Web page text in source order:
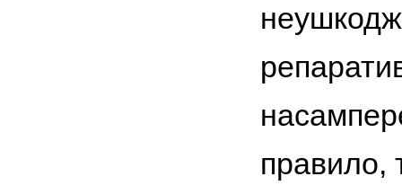
правило,